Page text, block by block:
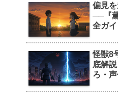
偏見
──『
全ガ
怪獣8
底解
ろ・